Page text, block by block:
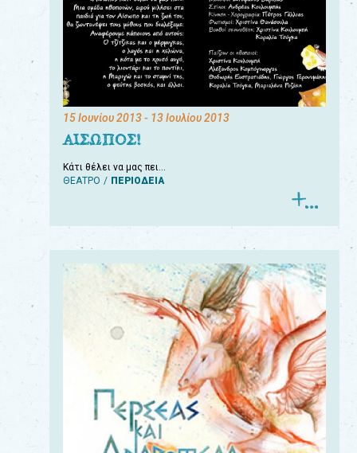
15 Ιουνίου 2013- 13 Ιουλίου 2013
ΑΙΣΩΠΟΣ!
Κάτι θέλει να μας πει…
ΘΕΑΤΡΟ
ΠΕΡΙΟΔΕΙΑ